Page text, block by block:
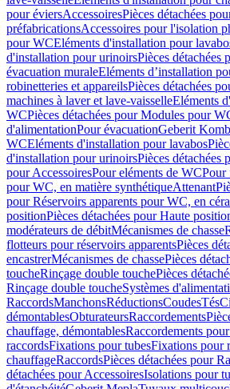
pour éviersAccessoiresPièces détachées
préfabricationsAccessoires pour l'isolation
pour WCEléments d'installation pour
d'installation pour urinoirsPièces
évacuation muraleEléments d’installation
robinetteries et appareilsPièces détachées
machines à laver et lave-vaisselleEléments
WCPièces détachées pour Modules pour
d'alimentationPour évacuationGeberit
WCEléments d'installation pour lavabos
d'installation pour urinoirsPièces
pour AccessoiresPour eléments de WCPour
pour WC, en matière synthétiqueAttenant
pour Réservoirs apparents pour WC, en
positionPièces détachées pour Haute
modérateurs de débitMécanismes de chasse
flotteurs pour réservoirs apparentsPièces
encastrerMécanismes de chassePièces
toucheRinçage double touchePièces
Rinçage double toucheSystèmes
RaccordsManchonsRéductionsCoudesTés
démontablesObturateursRaccordements
chauffage, démontablesRaccordements
raccordsFixations pour tubesFixations pour
chauffageRaccordsPièces détachées pour
détachées pour AccessoiresIsolations pour